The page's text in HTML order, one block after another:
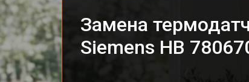
Замена
Siemens HB